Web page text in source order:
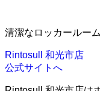
清潔なロッカールー
Rintosull 和光市店
公式サイトへ